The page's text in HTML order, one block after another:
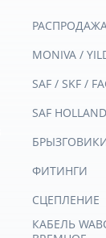
MONIVA /
SAF / SKF /
SAF
ФИТИНГИ
СЦЕПЛЕНИЕ
КАБЕЛЬ